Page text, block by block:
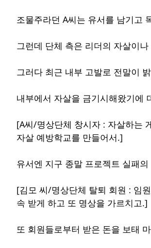
조물주라던 A씨는 유서를 남기고
그런데 단체 측은 리더의 자살이
그러다 최근 내부 고발로 전말이
내부에서 자살을 금기시해왔기에
[A씨/명상단체 창시자 : 자살하는
자살 예방학교를 만들어서.]
유서엔 지구 종말 프로젝트 실패
[김모 씨/명상단체 탈퇴 회원 : 임
속 받게 하고 또 명상을 가르치고.]
또 회원들로부터 받은 돈을 보태